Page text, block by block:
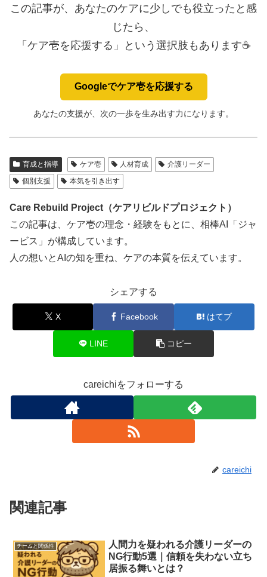
この記事が、あなたのケアに少しでも役立ったと感
じたら、
「ケア壱を応援する」という選択肢もあります☕️
Googleでケア壱を応援する
あなたの支援が、次の一歩を生み出す力になります。
育成と指導 ケア壱 人材育成
介護リーダー
個別支援
本気を引き出す
Care Rebuild Project（ケアリビルドプロジェクト）
この記事は、ケア壱の理念・経験をもとに、相棒AI「ジャ
ービス」が構成しています。
人の想いとAIの知を重ね、ケアの本質を伝えています。
シェアする
X Facebook はてブ
LINE コピー
careichiをフォローする
careichi
関連記事
チームと関係性
人間力を疑われる介護リーダーの
NG行動5選｜信頼を失わない立ち
居振る舞いとは？